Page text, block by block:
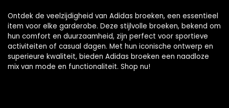
Ontdek de veelzijdigheid van Adidas broeken, een essentieel
item voor elke garderobe. Deze stijlvolle broeken, bekend om
hun comfort en duurzaamheid, zijn perfect voor sportieve
activiteiten of casual dagen. Met hun iconische ontwerp en
superieure kwaliteit, bieden Adidas broeken een naadloze
mix van mode en functionaliteit. Shop nu!